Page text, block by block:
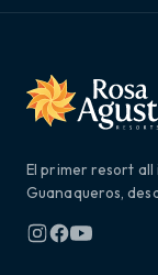
El primer resort all
Guanaqueros,